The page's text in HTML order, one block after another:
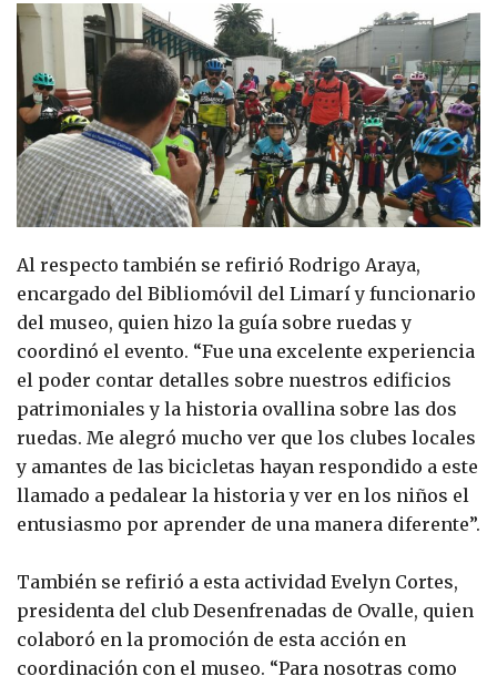
Al respecto también se refirió Rodrigo Araya,
encargado del Bibliomóvil del Limarí y funcionario
del museo, quien hizo la guía sobre ruedas y
coordinó el evento. “Fue una excelente experiencia
el poder contar detalles sobre nuestros edificios
patrimoniales y la historia ovallina sobre las dos
ruedas. Me alegró mucho ver que los clubes locales
y amantes de las bicicletas hayan respondido a este
llamado a pedalear la historia y ver en los niños el
entusiasmo por aprender de una manera diferente”.
También se refirió a esta actividad Evelyn Cortes,
presidenta del club Desenfrenadas de Ovalle, quien
colaboró en la promoción de esta acción en
coordinación con el museo. “Para nosotras como